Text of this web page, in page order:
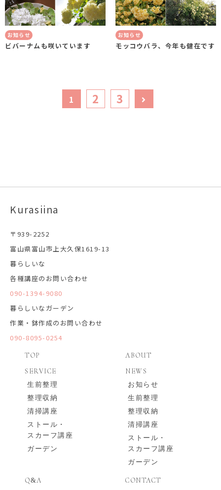
お知らせ
ビバーナムも咲いています
お知らせ
モッコウバラ、今年も健在です
1 2 3
Kurasiina
〒939-2252
富山県富山市上大久保1619-13
暮らしいな
各種講座のお問い合わせ
090-1394-9080
暮らしいなガーデン
作業・鉢作成のお問い合わせ
090-8095-0254
TOP
ABOUT
SERVICE
生前整理
整理収納
清掃講座
ストール・
スカーフ講座
ガーデン
NEWS
お知らせ
生前整理
整理収納
清掃講座
ストール・
スカーフ講座
ガーデン
Q&A CONTACT